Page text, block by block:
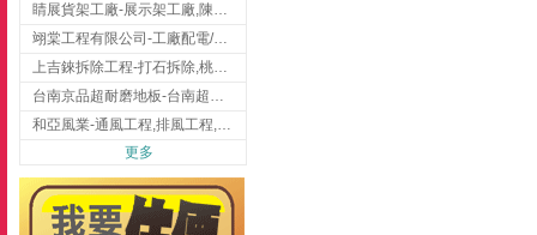
睛展貨架工廠-展示架工廠,陳列架,台中展示架工廠
翊棠工程有限公司-工廠配電/高雄消防機電公司
上吉錸拆除工程-打石拆除,桃園打石拆除,桃園拆除工程
台南京品超耐磨地板-台南超耐磨地板
和亞風業-通風工程,排風工程,彰化通風工程,彰化排風工程
更多